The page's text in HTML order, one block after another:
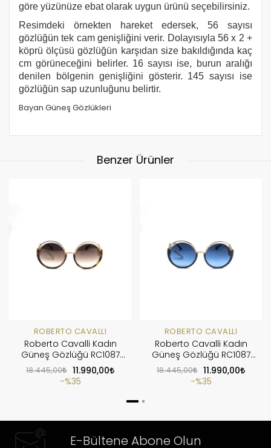
göre yüzünüze ebat olarak uygun ürünü seçebilirsiniz.
Resimdeki örnekten hareket edersek, 56 sayısı
gözlüğün tek cam genişliğini verir. Dolayısıyla 56 x 2 +
köprü ölçüsü gözlüğün karşıdan size bakıldığında kaç
cm görüneceğini belirler. 16 sayısı ise, burun aralığı
denilen bölgenin genişliğini gösterir. 145 sayısı ise
gözlüğün sap uzunluğunu belirtir.
Bayan Güneş Gözlükleri
Benzer Ürünler
ROBERTO CAVALLI
Roberto Cavalli Kadın
Güneş Gözlüğü RC1087
52G
18.445,00
11.990,00
%35
ROBERTO CAVALLI
Roberto Cavalli Kadın
Güneş Gözlüğü RC1087
92W
18.445,00
11.990,00
%35
E-Bültene Abone Olun